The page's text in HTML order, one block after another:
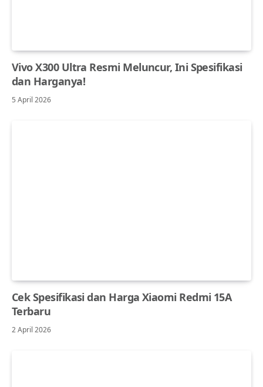
Vivo X300 Ultra Resmi Meluncur, Ini Spesifikasi
dan Harganya!
5 April 2026
Cek Spesifikasi dan Harga Xiaomi Redmi 15A
Terbaru
2 April 2026